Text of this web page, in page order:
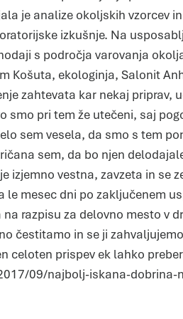
je analize okoljskih vzorcev
izkušnje. Na
s področja varovanja
Košuta, ekologinja, Salonit
zahtevata kar nekaj priprav,
smo pri tem že utečeni, saj
sem vesela, da smo s tem
sem, da bo njen
izjemno vestna, zavzeta in se
le mesec dni po zaključenem
razpisu za delovno mesto v
čestitamo in se ji
celoten prispev ek lahko
09/najbolj-iskana-dobrina-